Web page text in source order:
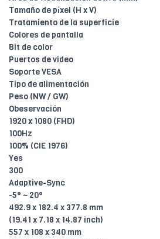
Tamaño de píxel (H x V)
Tratamiento de la superficie
Colores de pantalla
Bit de color
Puertos de video
Soporte VESA
Tipo de alimentación
Peso (NW / GW)
Obeservación
1920 x 1080 (FHD)
100Hz
100% (CIE 1976)
Yes
300
Adaptive-Sync
-5° ~ 20°
492.9 x 182.4 x 377.8 mm
(19.41 x 7.18 x 14.87 inch)
557 x 108 x 340 mm